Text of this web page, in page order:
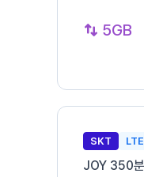
5GB
SKT LTE
JOY 350